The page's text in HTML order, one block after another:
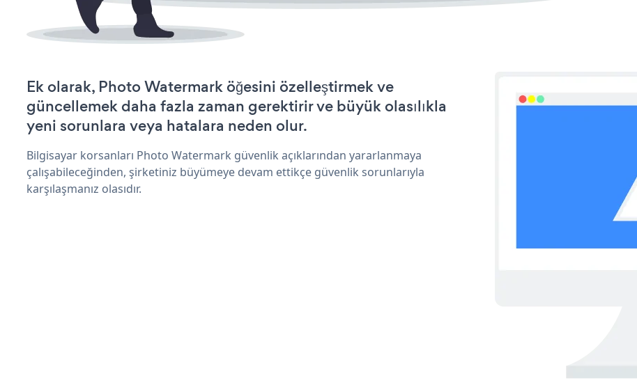
Ek olarak, Photo Watermark öğesini özelleştirmek ve
güncellemek daha fazla zaman gerektirir ve büyük olasılıkla
yeni sorunlara veya hatalara neden olur.
Bilgisayar korsanları Photo Watermark güvenlik açıklarından yararlanmaya
çalışabileceğinden, şirketiniz büyümeye devam ettikçe güvenlik sorunlarıyla
karşılaşmanız olasıdır.